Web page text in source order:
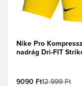
Nike Pro
nadrág Dri-FIT
9090 Ft12 999 Ft